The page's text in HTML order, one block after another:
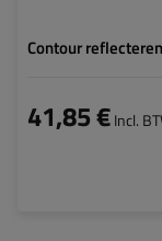
Contour
41,85 €Incl.